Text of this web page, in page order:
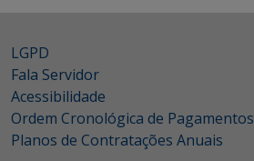
LGPD
Fala Servidor
Acessibilidade
Ordem Cronológica de Pagamentos
Planos de Contratações Anuais